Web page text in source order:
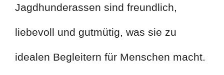
Jagdhunderassen sind freundlich,
liebevoll und gutmütig, was sie zu
idealen Begleitern für Menschen macht.